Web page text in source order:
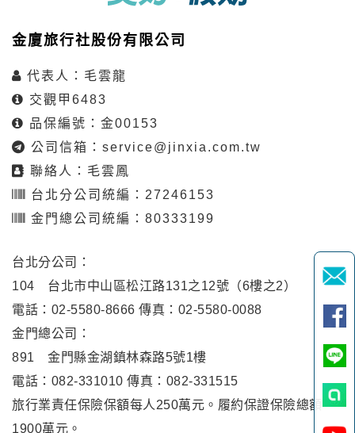
金廈旅行社股份有限公司
代表人：毛雲龍
交觀甲6483
品保編號：金00153
公司信箱： service@jinxia.com.tw
聯絡人：毛雲鳳
台北分公司統編：27246153
金門總公司統編：80333199
台北分公司：
104 台北市中山區松江路131之12號（6樓之2）
電話：02-5580-8666 傳真：02-5580-0088
金門總公司：
891 金門縣金湖鎮林森路5號1樓
電話：082-331010 傳真：082-331515
旅行業責任保險保額每人250萬元。履約保證保險總額
1900萬元。